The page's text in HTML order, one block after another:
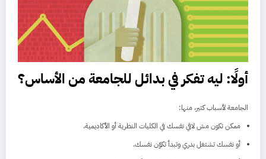
أولًا: ليه تفكر في بدائل للجامعة من الأساس؟
الجامعة لأسباب كتير، منها:
ممكن تكون مش لاقي نفسك في الكليات النظرية أو الأكاديمية.
أو نفسك تشتغل بدري وتبدأ تكوّن نفسك.